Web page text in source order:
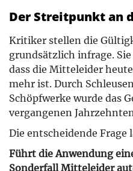
Der Streitpunkt an
Kritiker stellen die
grundsätzlich infrage.
dass die Mitteleider
mehr ist. Durch
Schöpfwerke wurde das
vergangenen
Die entscheidende Frage
Führt die Anwendung
Sonderfall Mitteleider